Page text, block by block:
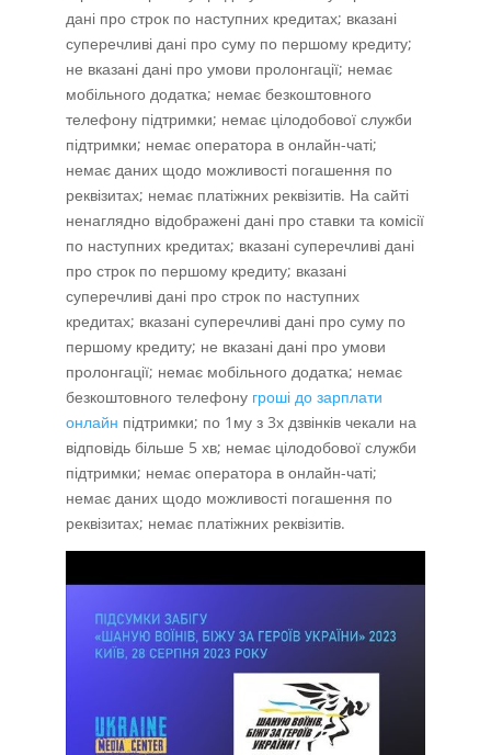
дані про строк по наступних кредитах; вказані
суперечливі дані про суму по першому кредиту;
не вказані дані про умови пролонгації; немає
мобільного додатка; немає безкоштовного
телефону підтримки; немає цілодобової служби
підтримки; немає оператора в онлайн-чаті;
немає даних щодо можливості погашення по
реквізитах; немає платіжних реквізитів. На сайті
ненаглядно відображені дані про ставки та комісії
по наступних кредитах; вказані суперечливі дані
про строк по першому кредиту; вказані
суперечливі дані про строк по наступних
кредитах; вказані суперечливі дані про суму по
першому кредиту; не вказані дані про умови
пролонгації; немає мобільного додатка; немає
безкоштовного телефону гроші до зарплати
онлайн підтримки; по 1му з 3х дзвінків чекали на
відповідь більше 5 хв; немає цілодобової служби
підтримки; немає оператора в онлайн-чаті;
немає даних щодо можливості погашення по
реквізитах; немає платіжних реквізитів.